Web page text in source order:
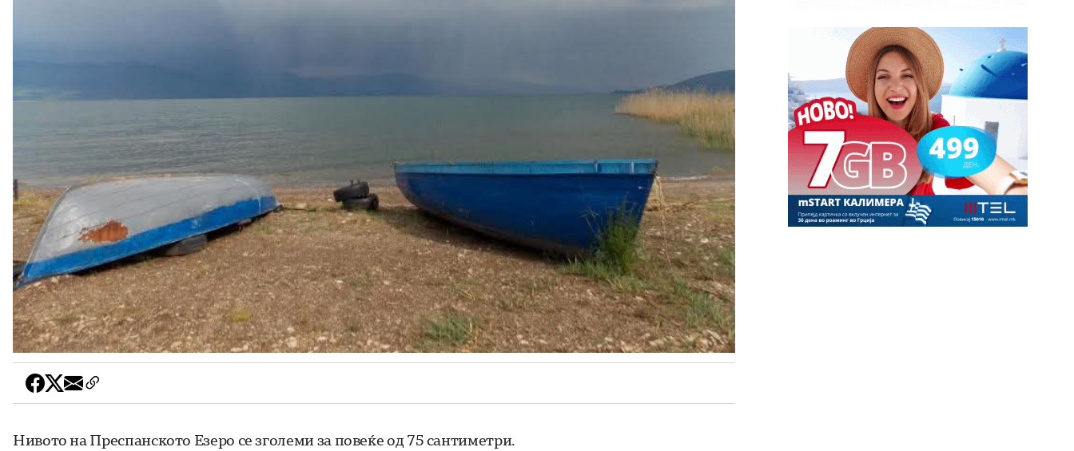
Нивото на Преспанското Езеро се зголеми за повеќе од 75 сантиметри.